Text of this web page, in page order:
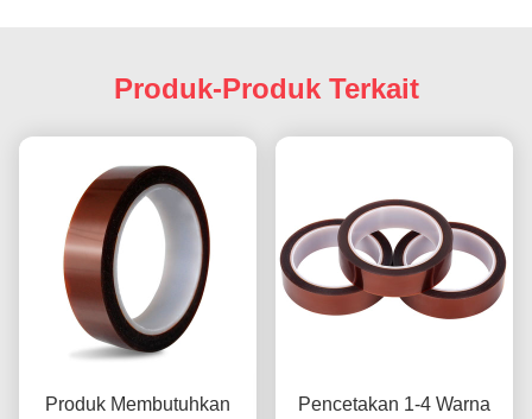
Produk-Produk Terkait
Produk Membutuhkan
Pencetakan 1-4 Warna